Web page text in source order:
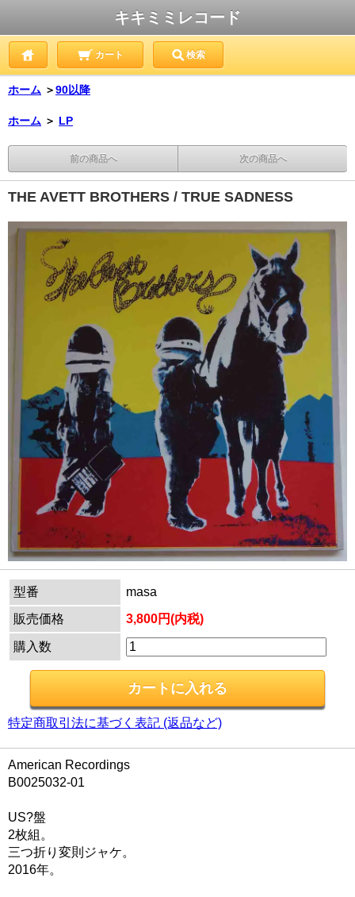
キキミミレコード
カート 検索
ホーム ＞90以降
ホーム ＞ LP
前の商品へ 次の商品へ
THE AVETT BROTHERS / TRUE SADNESS
型番
masa
販売価格
3,800円(内税)
購入数
特定商取引法に基づく表記 (返品など)
American Recordings
B0025032-01
US?盤
2枚組。
三つ折り変則ジャケ。
2016年。